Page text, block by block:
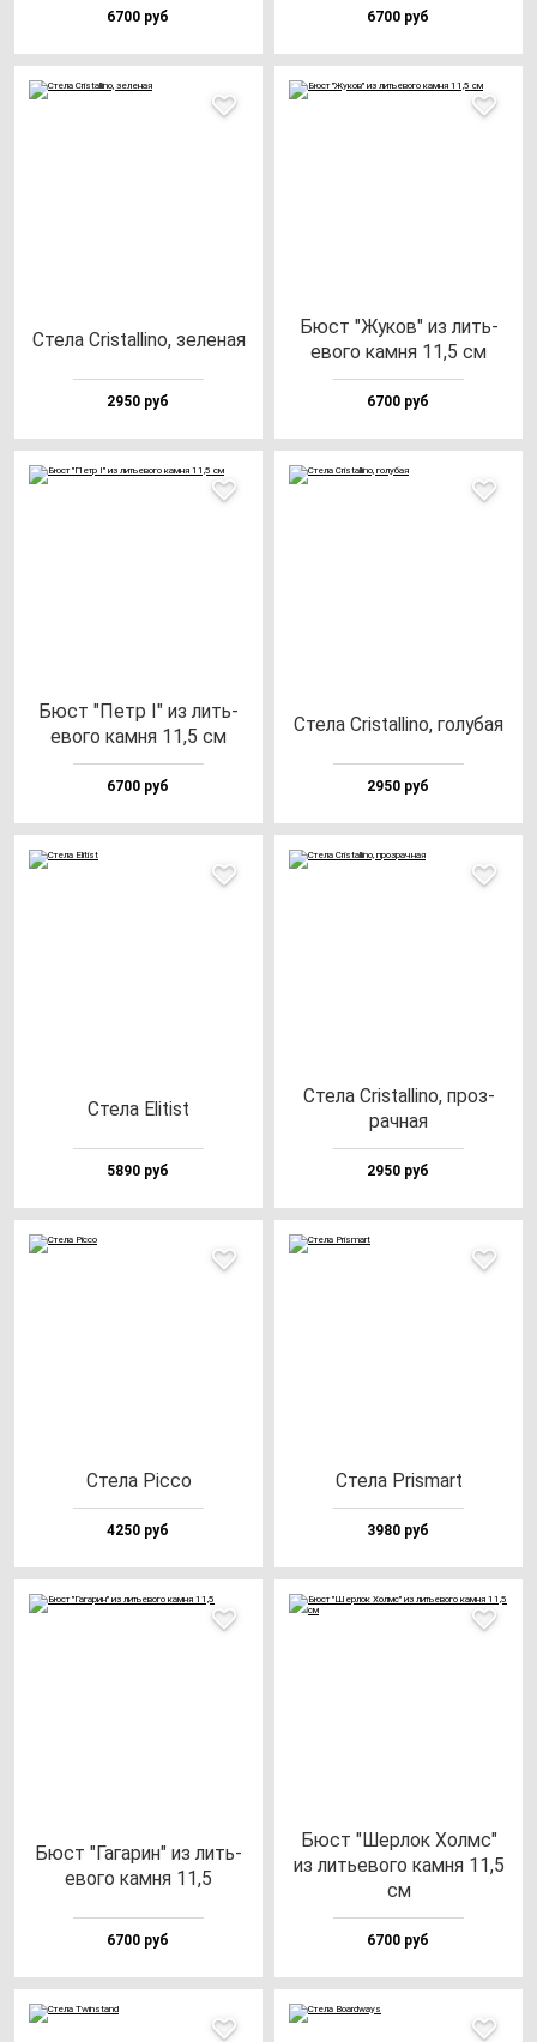
6700 руб 6700 руб
Сте­ла Cris­tal­li­no, зе­ле­ная
2950 руб
Бюст "Жуков" из лить­
ево­го кам­ня 11,5 см
6700 руб
Бюст "Петр I" из лить­
ево­го кам­ня 11,5 см
6700 руб
Сте­ла Cris­tal­li­no, го­лу­бая
2950 руб
Сте­ла Eli­tist
5890 руб
Сте­ла Cris­tal­li­no, проз­
рач­ная
2950 руб
Сте­ла Pic­co
4250 руб
Сте­ла Pris­mart
3980 руб
Бюст "Гага­рин" из лить­
ево­го кам­ня 11,5
6700 руб
Бюст "Шер­лок Холмс"
из лить­ево­го кам­ня 11,5
см
6700 руб